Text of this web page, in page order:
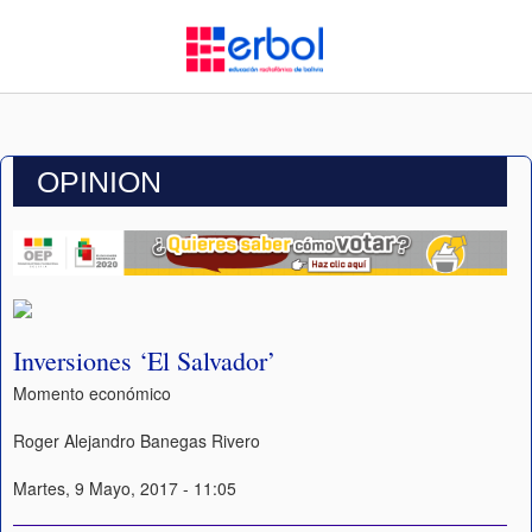
OPINION
Inversiones ‘El Salvador’
Momento económico
Roger Alejandro Banegas Rivero
Martes, 9 Mayo, 2017 - 11:05